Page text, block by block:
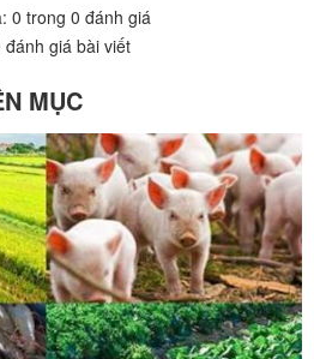
0 trong 0 đánh giá
đánh giá bài viết
MỤC